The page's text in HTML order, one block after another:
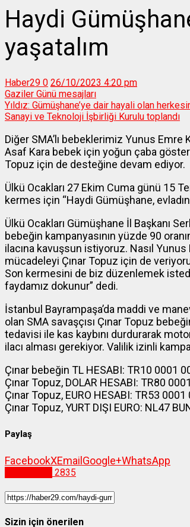
Haydi
yaşatalım
Haber29 0 26/10/2023 4:20 pm
Gaziler Günü mesajları
Yıldız: Gümüşhane’ye dair hayali olan
Sanayi ve Teknoloji İşbirliği Kurulu toplandı
Diğer SMA’lı bebeklerimiz Yunus
Asaf Kara bebek için yoğun çaba
Topuz için de desteğine devam ediyor.
Ülkü Ocakları 27 Ekim Cuma günü 15
kermes için “Haydi Gümüşhane,
Ülkü Ocakları Gümüşhane İl Başkanı
bebeğin kampanyasının yüzde 90
ilacına kavuşsun istiyoruz. Nasıl
mücadeleyi Çınar Topuz için de
Son kermesini de biz düzenlemek
faydamız dokunur” dedi.
İstanbul Bayrampaşa’da maddi ve
olan SMA savaşçısı Çınar Topuz
tedavisi ile kas kaybını durdurarak
ilacı alması gerekiyor. Valilik izinli
Çınar bebeğin TL HESABI: TR10 0001
Çınar Topuz, DOLAR HESABI: TR80
Çınar Topuz, EURO HESABI: TR53
Çınar Topuz, YURT DIŞI EURO: NL47
Paylaş
FacebookXEmail Google+WhatsApp
2835
Sizin için önerilen